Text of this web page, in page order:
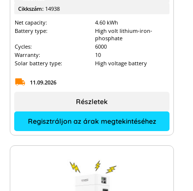
Cikkszám: 14938
Net capacity:
4.60 kWh
Battery type:
High volt lithium-iron-
phosphate
Cycles:
6000
Warranty:
10
Solar battery type:
High voltage battery
11.09.2026
Regisztráljon az árak megtekintéséhez
Részletek